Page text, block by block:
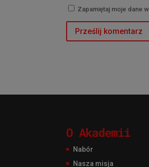
Zapamiętaj moje dane
O Akademii
Nabór
Nasza misja